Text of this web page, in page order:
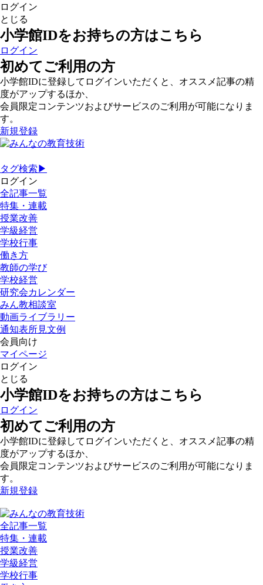
ログイン
とじる
小学館IDをお持ちの方はこちら
ログイン
初めてご利用の方
小学館IDに登録してログインいただくと、オススメ記事の精
度がアップするほか、
会員限定コンテンツおよびサービスのご利用が可能になりま
す。
新規登録
タグ検索▶
ログイン
全記事一覧
特集・連載
授業改善
学級経営
学校行事
働き方
教師の学び
学校経営
研究会カレンダー
みん教相談室
動画ライブラリー
通知表所見文例
会員向け
マイページ
ログイン
とじる
小学館IDをお持ちの方はこちら
ログイン
初めてご利用の方
小学館IDに登録してログインいただくと、オススメ記事の精
度がアップするほか、
会員限定コンテンツおよびサービスのご利用が可能になりま
す。
新規登録
全記事一覧
特集・連載
授業改善
学級経営
学校行事